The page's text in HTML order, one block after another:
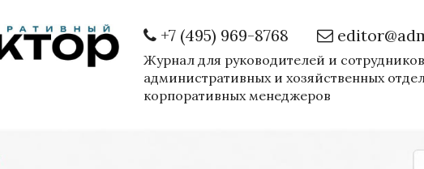
+7 (495) 969-8768
Журнал для руководителей и сотрудников
административных и хозяйственных
корпоративных менеджеров